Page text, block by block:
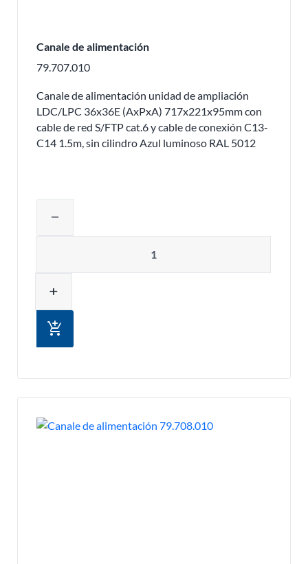
Canale de alimentación
79.707.010
Canale de alimentación unidad de ampliación
LDC/LPC 36x36E (AxPxA) 717x221x95mm con
cable de red S/FTP cat.6 y cable de conexión C13-
C14 1.5m, sin cilindro Azul luminoso RAL 5012
remove
add
add_shopping_cart